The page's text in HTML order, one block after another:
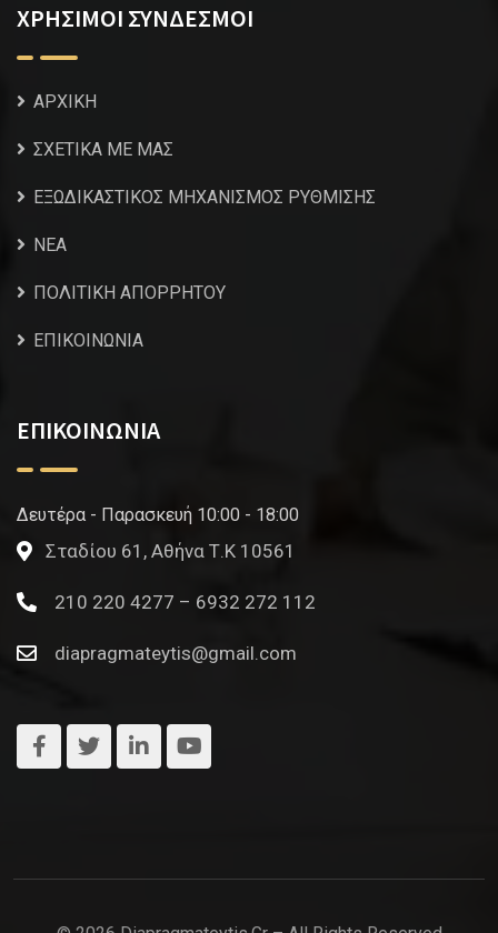
ΧΡΗΣΙΜΟΙ ΣΥΝΔΕΣΜΟΙ
ΑΡΧΙΚΗ
ΣΧΕΤΙΚΑ ΜΕ ΜΑΣ
ΕΞΩΔΙΚΑΣΤΙΚΟΣ ΜΗΧΑΝΙΣΜΟΣ ΡΥΘΜΙΣΗΣ
NEA
ΠΟΛΙΤΙΚΗ ΑΠΟΡΡΗΤΟΥ
ΕΠΙΚΟΙΝΩΝΙΑ
ΕΠΙΚΟΙΝΩΝΙΑ
Δευτέρα - Παρασκευή 10:00 - 18:00
Σταδίου 61, Αθήνα Τ.Κ 10561
210 220 4277 – 6932 272 112
diapragmateytis@gmail.com